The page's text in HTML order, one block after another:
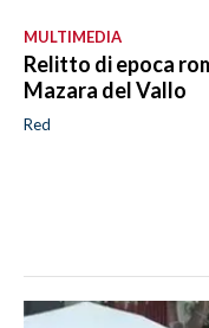
MULTIMEDIA
Relitto di epoca
Mazara del Vallo
Red